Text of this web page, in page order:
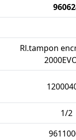
Rl.tampon
1/2